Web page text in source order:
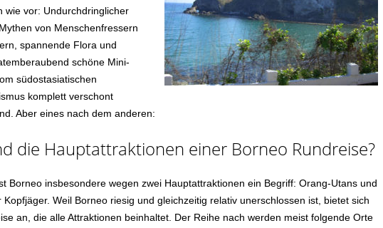
wie vor: Undurchdringlicher
von Menschenfressern
spannende Flora und
schöne Mini-
südostasiatischen
komplett verschont
Aber eines nach dem anderen:
die Hauptattraktionen einer Borneo Rundreise?
Borneo insbesondere wegen zwei Hauptattraktionen ein Begriff: Orang-Utans und
Kopfjäger. Weil Borneo riesig und gleichzeitig relativ unerschlossen ist, bietet sich
an, die alle Attraktionen beinhaltet. Der Reihe nach werden meist folgende Orte